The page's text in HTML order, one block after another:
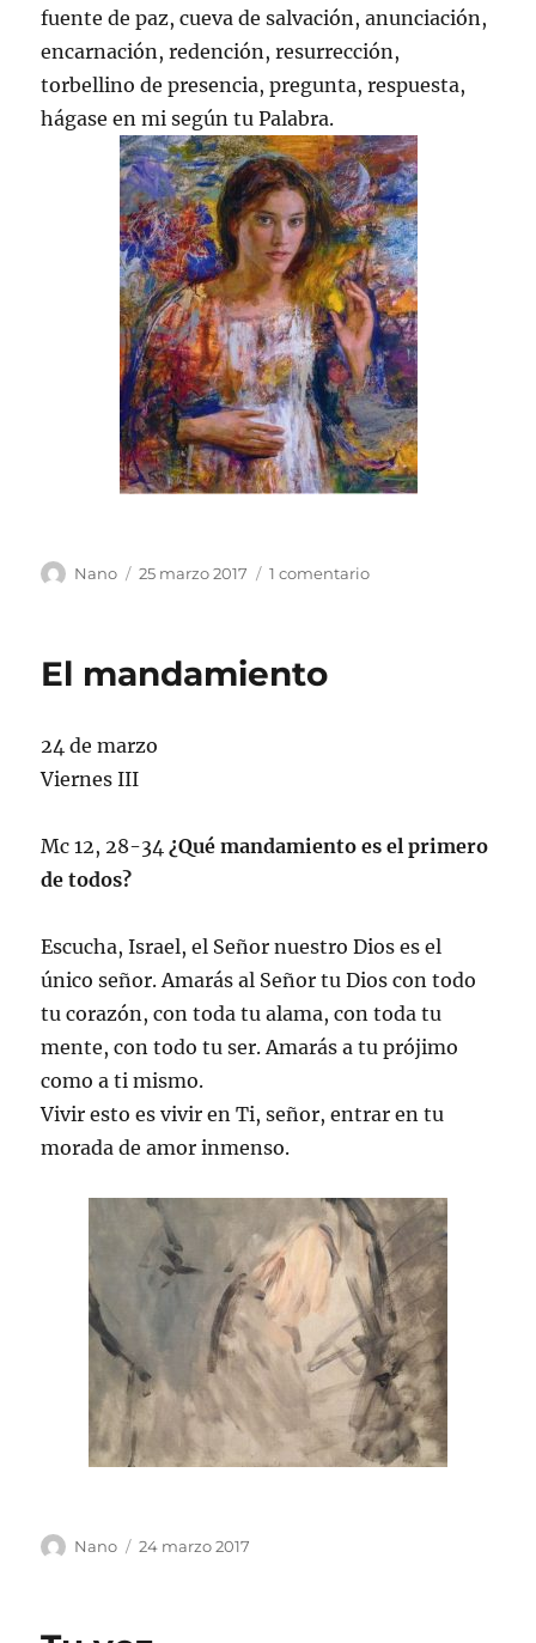
fuente de paz, cueva de salvación, anunciación,
encarnación, redención, resurrección,
torbellino de presencia, pregunta, respuesta,
hágase en mi según tu Palabra.
Autor
Nano
Publicado
25 marzo 2017 1 comentarioen
El mandamiento
24 de marzo
Viernes III
Mc 12, 28-34¿Qué mandamiento es el primero
de todos?
Escucha, Israel, el Señor nuestro Dios es el
único señor. Amarás al Señor tu Dios con todo
tu corazón, con toda tu alama, con toda tu
mente, con todo tu ser. Amarás a tu prójimo
como a ti mismo.
Vivir esto es vivir en Ti, señor, entrar en tu
morada de amor inmenso.
Autor
Nano
Publicado
24 marzo 2017